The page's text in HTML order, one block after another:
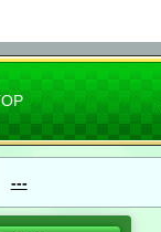
---